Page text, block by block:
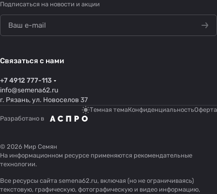
Подписаться на новости и акции
Связаться с нами
+7 4912 777-113
info@semena62.ru
г. Рязань, ул. Новоселов 37
Темная темаКонфиденциальностьОферта
Разработано в
© 2026 Мир Семян
На информационном ресурсе применяются рекомендательные
технологии.
Все ресурсы сайта semena62.ru, включая (но не ограничиваясь)
текстовую, графическую, фотографическую и видео информацию,